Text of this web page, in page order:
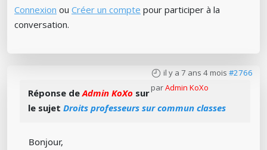
Connexion ou Créer un compte pour participer à la
conversation.
il y a 7 ans 4 mois #2766
parAdmin KoXo
Réponse deAdmin KoXo sur
le sujet Droits professeurs sur commun classes
Bonjour,